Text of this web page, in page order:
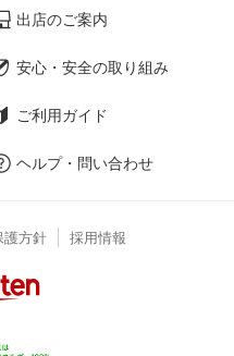
出店のご案内
安心・安全の取り組み
ご利用ガイド
ヘルプ・問い合わせ
護方針 採用情報